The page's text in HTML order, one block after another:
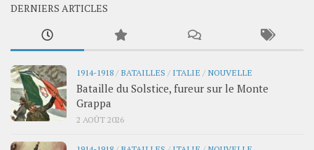
DERNIERS ARTICLES
1914-1918 / BATAILLES / ITALIE / NOUVELLE
Bataille du Solstice, fureur sur le Monte
Grappa
2 AOÛT 2026